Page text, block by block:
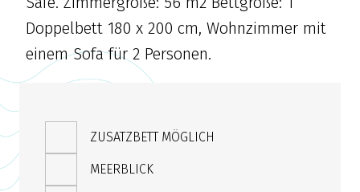
Doppelbett 180 x 200 cm, Wohnzimmer mit
einem Sofa für 2 Personen.
ZUSATZBETT MÖGLICH
MEERBLICK